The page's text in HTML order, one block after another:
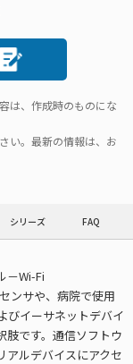
は、作成時のものにな
い。最新の情報は、お
シリーズ FAQ
－Wi-Fi
ンサや、病院で使用
びイーサネットデバイ
肢です。通信ソフトウ
アルデバイスにアクセ